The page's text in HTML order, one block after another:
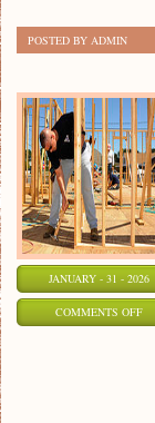
POSTED BY ADMIN
JANUARY - 31 - 2026
COMMENTS OFFON